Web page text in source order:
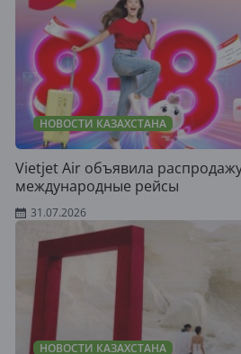
НОВОСТИ КАЗАХСТАНА
Vietjet Air объявила
международные рейсы
31.07.2026
НОВОСТИ КАЗАХСТАНА